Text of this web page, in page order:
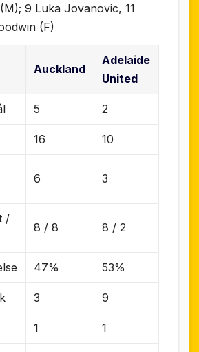
9 Luka Jovanovic, 11
(F)
Auckland
Adelaide
United
5 2
16 10
6 3
/
8 / 8 8 / 2
47% 53%
3 9
1 1